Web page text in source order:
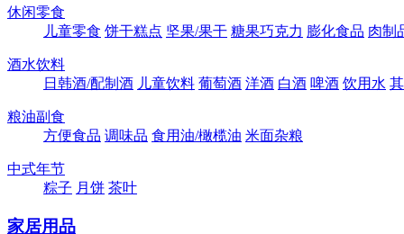
休闲零食
儿童零食 饼干糕点 坚果/果干 糖果巧克力 膨化食品 肉制
酒水饮料
日韩酒/配制酒 儿童饮料 葡萄酒 洋酒 白酒 啤酒 饮用水
粮油副食
方便食品 调味品 食用油/橄榄油 米面杂粮
中式年节
粽子 月饼 茶叶
家居用品